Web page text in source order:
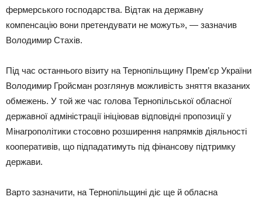
фермерського господарства. Відтак на державну
компенсацію вони претендувати не можуть», — зазначив
Володимир Стахів.
Під час останнього візиту на Тернопільщину Прем’єр України
Володимир Гройсман розглянув можливість зняття вказаних
обмежень. У той же час голова Тернопільської обласної
державної адміністрації ініціював відповідні пропозиції у
Мінагрополітики стосовно розширення напрямків діяльності
кооперативів, що підпадатимуть під фінансову підтримку
держави.
Варто зазначити, на Тернопільщині діє ще й обласна